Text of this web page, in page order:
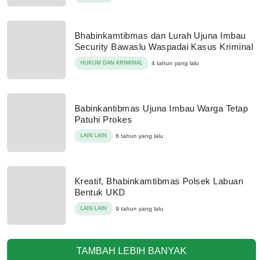
Bhabinkamtibmas dan Lurah Ujuna Imbau
Security Bawaslu Waspadai Kasus Kriminal
HUKUM DAN KRIMINAL 4 tahun yang lalu
Babinkantibmas Ujuna Imbau Warga Tetap
Patuhi Prokes
LAIN LAIN 6 tahun yang lalu
Kreatif, Bhabinkamtibmas Polsek Labuan
Bentuk UKD
LAIN LAIN 9 tahun yang lalu
TAMBAH LEBIH BANYAK